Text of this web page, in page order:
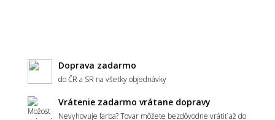
koberca?Doprava zadarmo
do ČR a SR na všetky objednávky
Vrátenie zadarmo vrátane dopravy
Nevyhovuje farba? Tovar môžete bezdôvodne vrátiť až do